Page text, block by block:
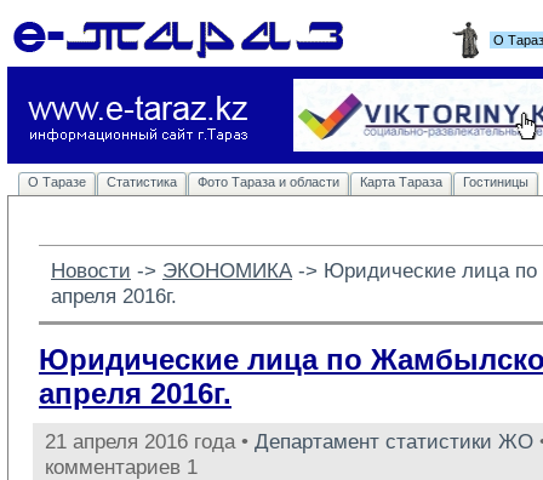
О
О Таразе Статистика Фото Тараза и области Карта Тараза Гостиницы
Новости -> ЭКОНОМИКА -> Юридические лица
апреля 2016г.
Юридические лица по
апреля 2016г.
21 апреля 2016 года • Департамент статистики ЖО
комментариев 1